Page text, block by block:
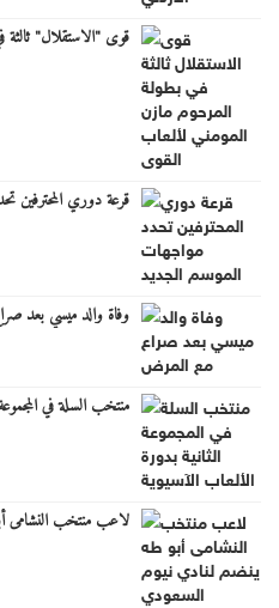
قوى "الاستقلال" ثالثة
قرعة دوري المحترفين
وفاة والد ميسي بعد
منتخب السلة في
لاعب منتخب النشامى